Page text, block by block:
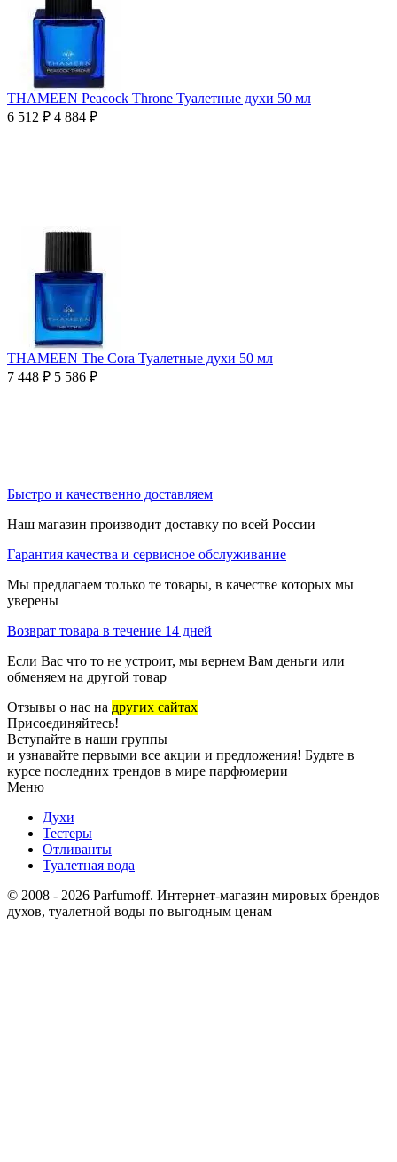
THAMEEN Peacock Throne Туалетные духи 50 мл
6 512 ₽ 4 884 ₽
THAMEEN The Cora Туалетные духи 50 мл
7 448 ₽ 5 586 ₽
Быстро и качественно доставляем
Наш магазин производит доставку по всей России
Гарантия качества и сервисное обслуживание
Мы предлагаем только те товары, в качестве которых мы
уверены
Возврат товара в течение 14 дней
Если Вас что то не устроит, мы вернем Вам деньги или
обменяем на другой товар
Отзывы о нас на других сайтах
Присоединяйтесь!
Вступайте в наши группы
и узнавайте первыми все акции и предложения! Будьте в
курсе последних трендов в мире парфюмерии
Меню
Духи
Тестеры
Отливанты
Туалетная вода
© 2008 - 2026 Parfumoff. Интернет-магазин мировых брендов
духов, туалетной воды по выгодным ценам